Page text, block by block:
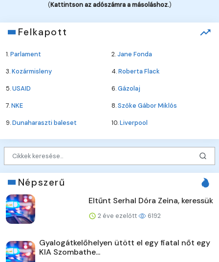
(Kattintson az adószámra a másoláshoz.)
Felkapott
1.Parlament 2.Jane Fonda
3.Kozármisleny 4.Roberta Flack
5.USAID 6.Gázolaj
7.NKE 8.Szőke Gábor Miklós
9.Dunaharaszti baleset 10.Liverpool
Népszerű
Eltűnt Serhal Dóra Zeina, keressük
2 éve ezelőtt 6192
Gyalogátkelőhelyen ütött el egy fiatal nőt egy
KIA Szombathe...